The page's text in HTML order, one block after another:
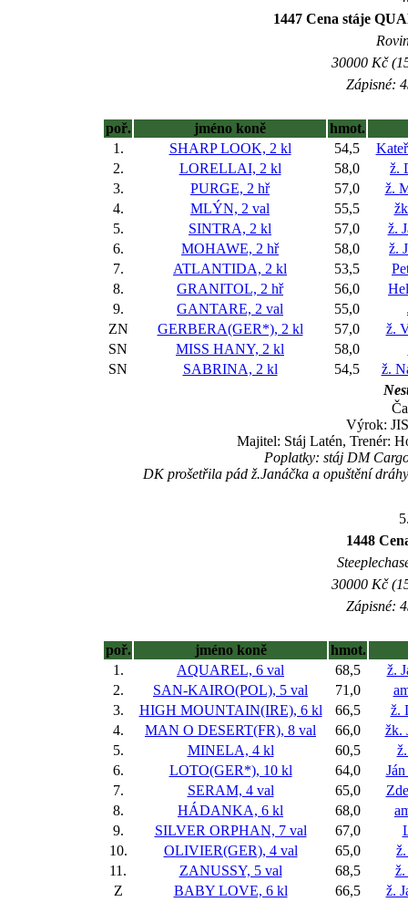
1447 Cena stáje
30000 Kč
Zápisné:
poř. jméno koně
hmot.
1.
SHARP LOOK, 2 kl 54,5
2.
LORELLAI, 2 kl 58,0
ž.
3.
PURGE, 2 hř 57,0
ž.
4.
MLÝN, 2 val 55,5
5.
SINTRA, 2 kl 57,0
ž.
6.
MOHAWE, 2 hř 58,0
ž.
7.
ATLANTIDA, 2 kl 53,5
8.
GRANITOL, 2 hř 56,0
9.
GANTARE, 2 val 55,0
ZN
GERBERA(GER*), 2 kl 57,0
ž.
SN
MISS HANY, 2 kl 58,0
SN
SABRINA, 2 kl 54,5
ž.
Výrok:
Majitel: Stáj Latén, Trenér:
Poplatky: stáj DM
DK prošetřila pád ž.Janáčka a opuštění
1448
30000 Kč
Zápisné:
poř. jméno koně
hmot.
1.
AQUAREL, 6 val 68,5
ž.
2.
SAN-KAIRO(POL), 5 val 71,0
3.
HIGH MOUNTAIN(IRE), 6 kl 66,5
ž.
4.
MAN O DESERT(FR), 8 val 66,0
žk.
5.
MINELA, 4 kl 60,5
6.
LOTO(GER*), 10 kl 64,0
7.
SERAM, 4 val 65,0
8.
HÁDANKA, 6 kl 68,0
9.
SILVER ORPHAN, 7 val 67,0
10.
OLIVIER(GER), 4 val 65,0
11.
ZANUSSY, 5 val 68,5
ž.
Z
BABY LOVE, 6 kl 66,5 ž.